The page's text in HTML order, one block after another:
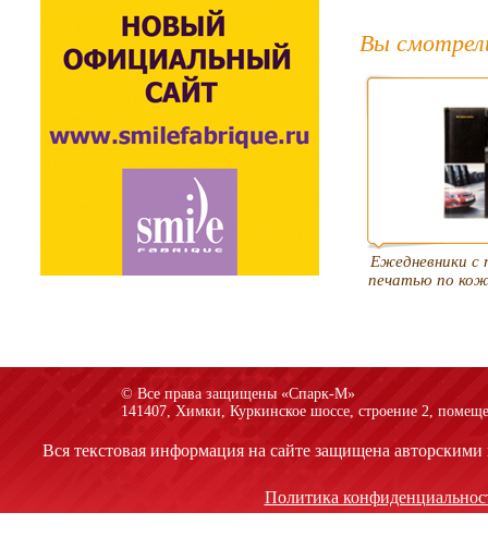
Вы
Ежедневники с
печатью по
© Все права защищены «Спарк-M»
141407, Химки, Куркинское шоссе, строение 2,
Вся текстовая информация на сайте защищена
Политика